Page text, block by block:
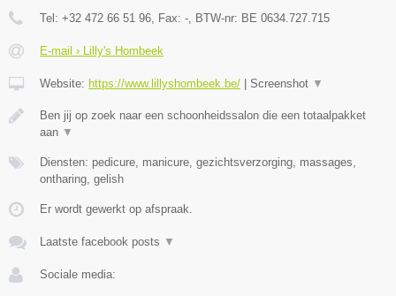
Tel: +32 472 66 51 96, Fax: -, BTW-nr: BE 0634.727.715
E-mail › Lilly's Hombeek
Website: https://www.lillyshombeek.be/ Screenshot ▼
Ben jij op zoek naar een schoonheidssalon die een totaalpakket
aan ▼
Diensten: pedicure, manicure, gezichtsverzorging, massages,
ontharing, gelish
Er wordt gewerkt op afspraak.
Laatste facebook posts ▼
Sociale media: